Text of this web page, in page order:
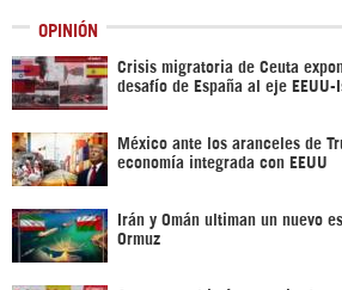
OPINIÓN
Crisis migratoria de Ceuta
desafío de España al eje
México ante los aranceles de
economía integrada con EEUU
Irán y Omán ultiman un nuevo
Ormuz